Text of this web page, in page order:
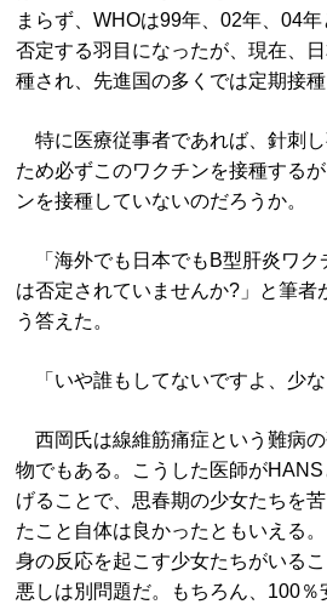
まらず、WHOは99年、02年、04
否定する羽目になったが、現在、
種され、先進国の多くでは定期接
特に医療従事者であれば、針刺
ため必ずこのワクチンを接種する
ンを接種していないのだろうか。
「海外でも日本でもB型肝炎ワク
は否定されていませんか?」と筆者
う答えた。
「いや誰もしてないですよ、少な
西岡氏は線維筋痛症という難病
物でもある。こうした医師が
げることで、思春期の少女たちを
たこと自体は良かったともいえる
身の反応を起こす少女たちがいる
悪しは別問題だ。もちろん、100％